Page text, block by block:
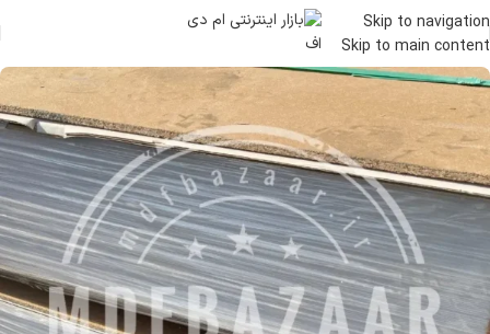
Skip to navigation
Skip to main content